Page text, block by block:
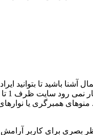
باشید تا بتوانید
همبرگری یا
بصری برای کاربر